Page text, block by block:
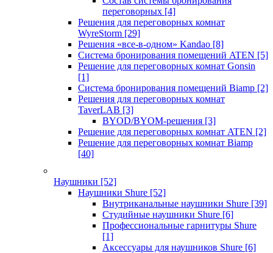
переговорных [4]
Решения для переговорных комнат
WyreStorm [29]
Решения «все-в-одном» Kandao [8]
Система бронирования помещений ATEN [5]
Решение для переговорных комнат Gonsin
[1]
Система бронирования помещений Biamp [2]
Решения для переговорных комнат
TaverLAB [3]
BYOD/BYOM-решения [3]
Решение для переговорных комнат ATEN [2]
Решение для переговорных комнат Biamp
[40]
Наушники [52]
Наушники Shure [52]
Внутриканальные наушники Shure [39]
Студийные наушники Shure [6]
Профессиональные гарнитуры Shure
[1]
Аксессуары для наушников Shure [6]